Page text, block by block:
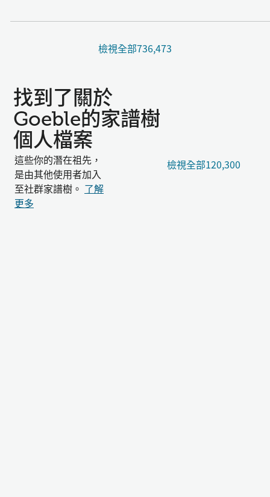
檢視全部736,473
找到了關於
Goeble的家譜樹
個人檔案
這些你的潛在祖先，
是由其他使用者加入
至社群家譜樹。 了解
更多
檢視全部120,300